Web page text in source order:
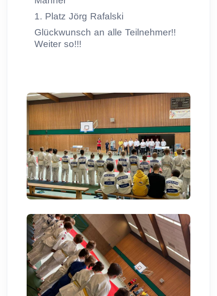
1. Platz Jörg Rafalski
Glückwunsch an alle Teilnehmer!!
Weiter so!!!